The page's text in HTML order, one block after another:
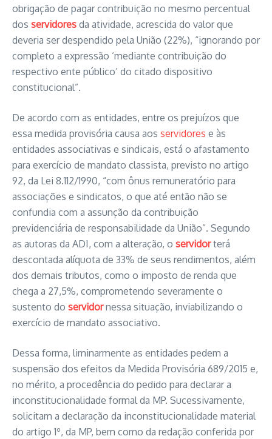
obrigação de pagar contribuição no mesmo percentual
dos servidores da atividade, acrescida do valor que
deveria ser despendido pela União (22%), “ignorando por
completo a expressão ‘mediante contribuição do
respectivo ente público’ do citado dispositivo
constitucional”.
De acordo com as entidades, entre os prejuízos que
essa medida provisória causa aos servidores e às
entidades associativas e sindicais, está o afastamento
para exercício de mandato classista, previsto no artigo
92, da Lei 8.112/1990, “com ônus remuneratório para
associações e sindicatos, o que até então não se
confundia com a assunção da contribuição
previdenciária de responsabilidade da União”. Segundo
as autoras da ADI, com a alteração, o servidorterá
descontada alíquota de 33% de seus rendimentos, além
dos demais tributos, como o imposto de renda que
chega a 27,5%, comprometendo severamente o
sustento do servidornessa situação, inviabilizando o
exercício de mandato associativo.
Dessa forma, liminarmente as entidades pedem a
suspensão dos efeitos da Medida Provisória 689/2015 e,
no mérito, a procedência do pedido para declarar a
inconstitucionalidade formal da MP. Sucessivamente,
solicitam a declaração da inconstitucionalidade material
do artigo 1º, da MP, bem como da redação conferida por